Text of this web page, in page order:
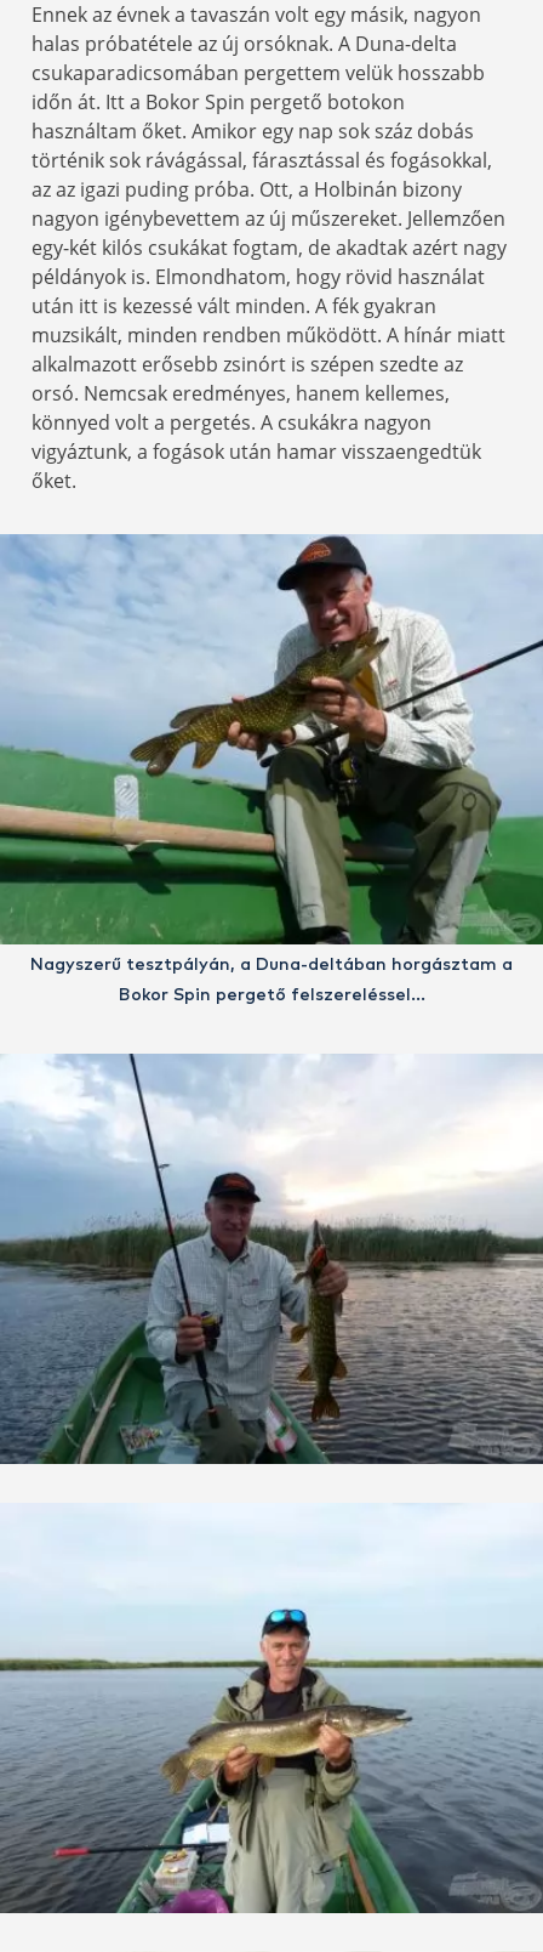
Ennek az évnek a tavaszán volt egy másik, nagyon
halas próbatétele az új orsóknak. A Duna-delta
csukaparadicsomában pergettem velük hosszabb
időn át. Itt a Bokor Spin pergető botokon
használtam őket. Amikor egy nap sok száz dobás
történik sok rávágással, fárasztással és fogásokkal,
az az igazi puding próba. Ott, a Holbinán bizony
nagyon igénybevettem az új műszereket. Jellemzően
egy-két kilós csukákat fogtam, de akadtak azért nagy
példányok is. Elmondhatom, hogy rövid használat
után itt is kezessé vált minden. A fék gyakran
muzsikált, minden rendben működött. A hínár miatt
alkalmazott erősebb zsinórt is szépen szedte az
orsó. Nemcsak eredményes, hanem kellemes,
könnyed volt a pergetés. A csukákra nagyon
vigyáztunk, a fogások után hamar visszaengedtük
őket.
Nagyszerű tesztpályán, a Duna-deltában horgásztam a
Bokor Spin pergető felszereléssel…